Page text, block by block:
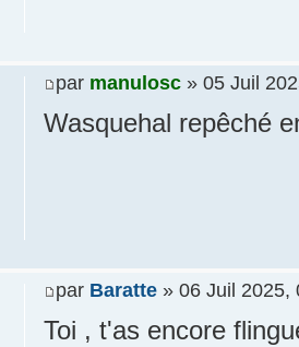
par manulosc » 05 Juil
Wasquehal repêché
par Baratte » 06 Juil 2025,
Toi , t'as encore